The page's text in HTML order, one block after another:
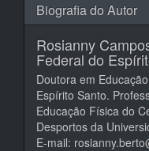
Biografia do Autor
Rosianny
Federal do
Doutora em
Espírito Santo.
Educação Física do
Desportos da
E-mail: